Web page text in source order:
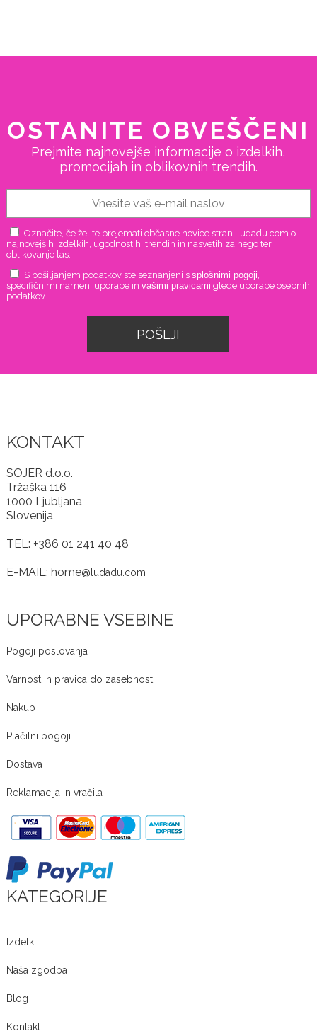
OSTANITE OBVEŠČENI
Prejmite najnovejše informacije o izdelkih,
promocijah in oblikovnih trendih.
Označite, če želite prejemati občasne novice strani ludadu.com o
najnovejših izdelkih, ugodnostih, trendih in nasvetih za nego ter
oblikovanje las.
S pošiljanjem podatkov ste seznanjeni s splošnimi pogoji,
specifičnimi nameni uporabe in vašimi pravicami glede uporabe osebnih
podatkov.
POŠLJI
KONTAKT
SOJER d.o.o.
Tržaška 116
1000 Ljubljana
Slovenija
TEL: +386 01 241 40 48
E-MAIL: home@ludadu.com
UPORABNE VSEBINE
Pogoji poslovanja
Varnost in pravica do zasebnosti
Nakup
Plačilni pogoji
Dostava
Reklamacija in vračila
KATEGORIJE
Izdelki
Naša zgodba
Blog
Kontakt